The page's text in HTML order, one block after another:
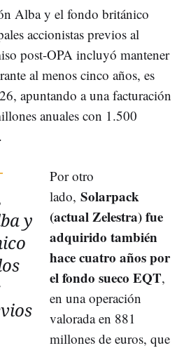
Alba y el fondo británico
accionistas previos al
post-OPA incluyó mantener
al menos cinco años, es
apuntando a una facturación
anuales con 1.500
y
Por otro
lado, Solarpack
(actual Zelestra) fue
adquirido también
hace cuatro años por
el fondo sueco EQT,
en una operación
valorada en 881
millones de euros, que